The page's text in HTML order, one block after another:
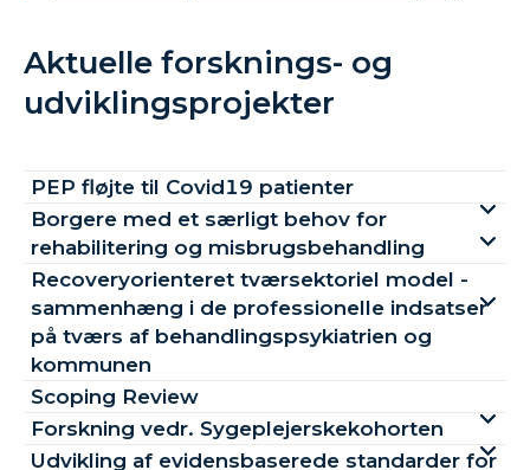
Aktuelle forsknings- og
udviklingsprojekter
PEP fløjte til Covid19 patienter
Borgere med et særligt behov for
rehabilitering og misbrugsbehandling
Recoveryorienteret tværsektoriel model -
sammenhæng i de professionelle indsatser
på tværs af behandlingspsykiatrien og
kommunen
Scoping Review
Forskning vedr. Sygeplejerskekohorten
Udvikling af evidensbaserede standarder for